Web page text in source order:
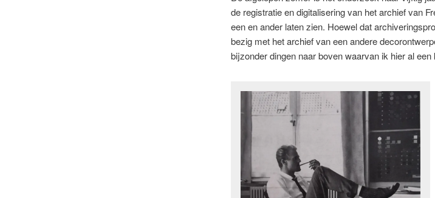
de registratie en digitalisering van het archief van
een en ander laten zien. Hoewel dat
bezig met het archief van een andere
bijzonder dingen naar boven waarvan ik hier al een